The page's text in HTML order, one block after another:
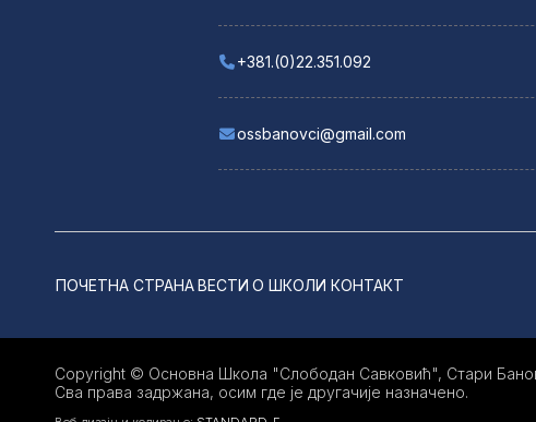
+381.(0)22.351.092
ossbanovci@gmail.com
ПОЧЕТНА СТРАНАВЕСТИ О ШКОЛИ КОНТАКТ
Copyright © Основна Школа "Слободан Савковић", Стари
Сва права задржана, осим где је другачије назначено.